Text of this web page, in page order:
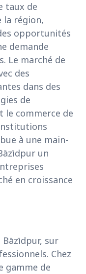
taux de
la région,
opportunités
demande
Le marché de
des
dans des
de
commerce de
à une main-
un
en croissance
sur
Chez
gamme de